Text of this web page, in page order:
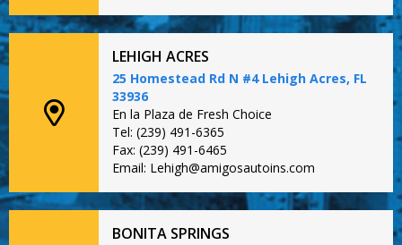
LEHIGH ACRES
25 Homestead Rd N #4 Lehigh Acres, FL
33936
En la Plaza de Fresh Choice
Tel: (239) 491-6365
Fax: (239) 491-6465
Email: Lehigh@amigosautoins.com
BONITA SPRINGS